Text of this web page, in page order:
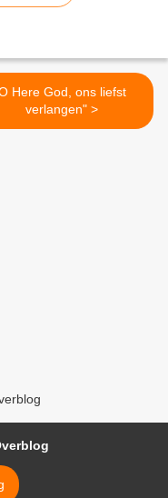
Here God, ons liefst
verlangen" >